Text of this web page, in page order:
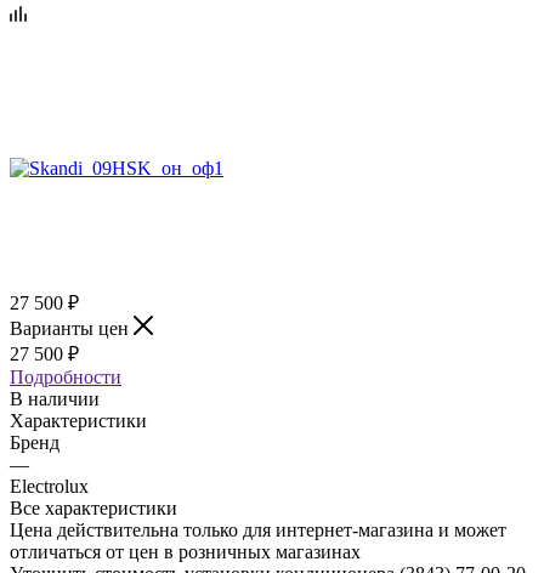
27 500 ₽
Варианты цен
27 500 ₽
Подробности
В наличии
Характеристики
Бренд
—
Electrolux
Все характеристики
Цена действительна только для интернет-магазина и может
отличаться от цен в розничных магазинах